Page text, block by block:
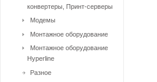
конвертеры, Принт-серверы
Модемы
Монтажное оборудование
Монтажное оборудование
Hyperline
Разное